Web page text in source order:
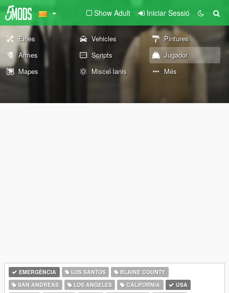
Show Adult Iniciar Sessió
Eines Vehicles
Pintures
Armes
Scripts
Jugador
Mapes
Miscel·lanis Més
EMERGÈNCIA LOS SANTOS
BLAINE COUNTY
SAN ANDREAS
LOS ANGELES CALIFORNIA
USA